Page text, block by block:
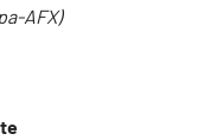
AFX)